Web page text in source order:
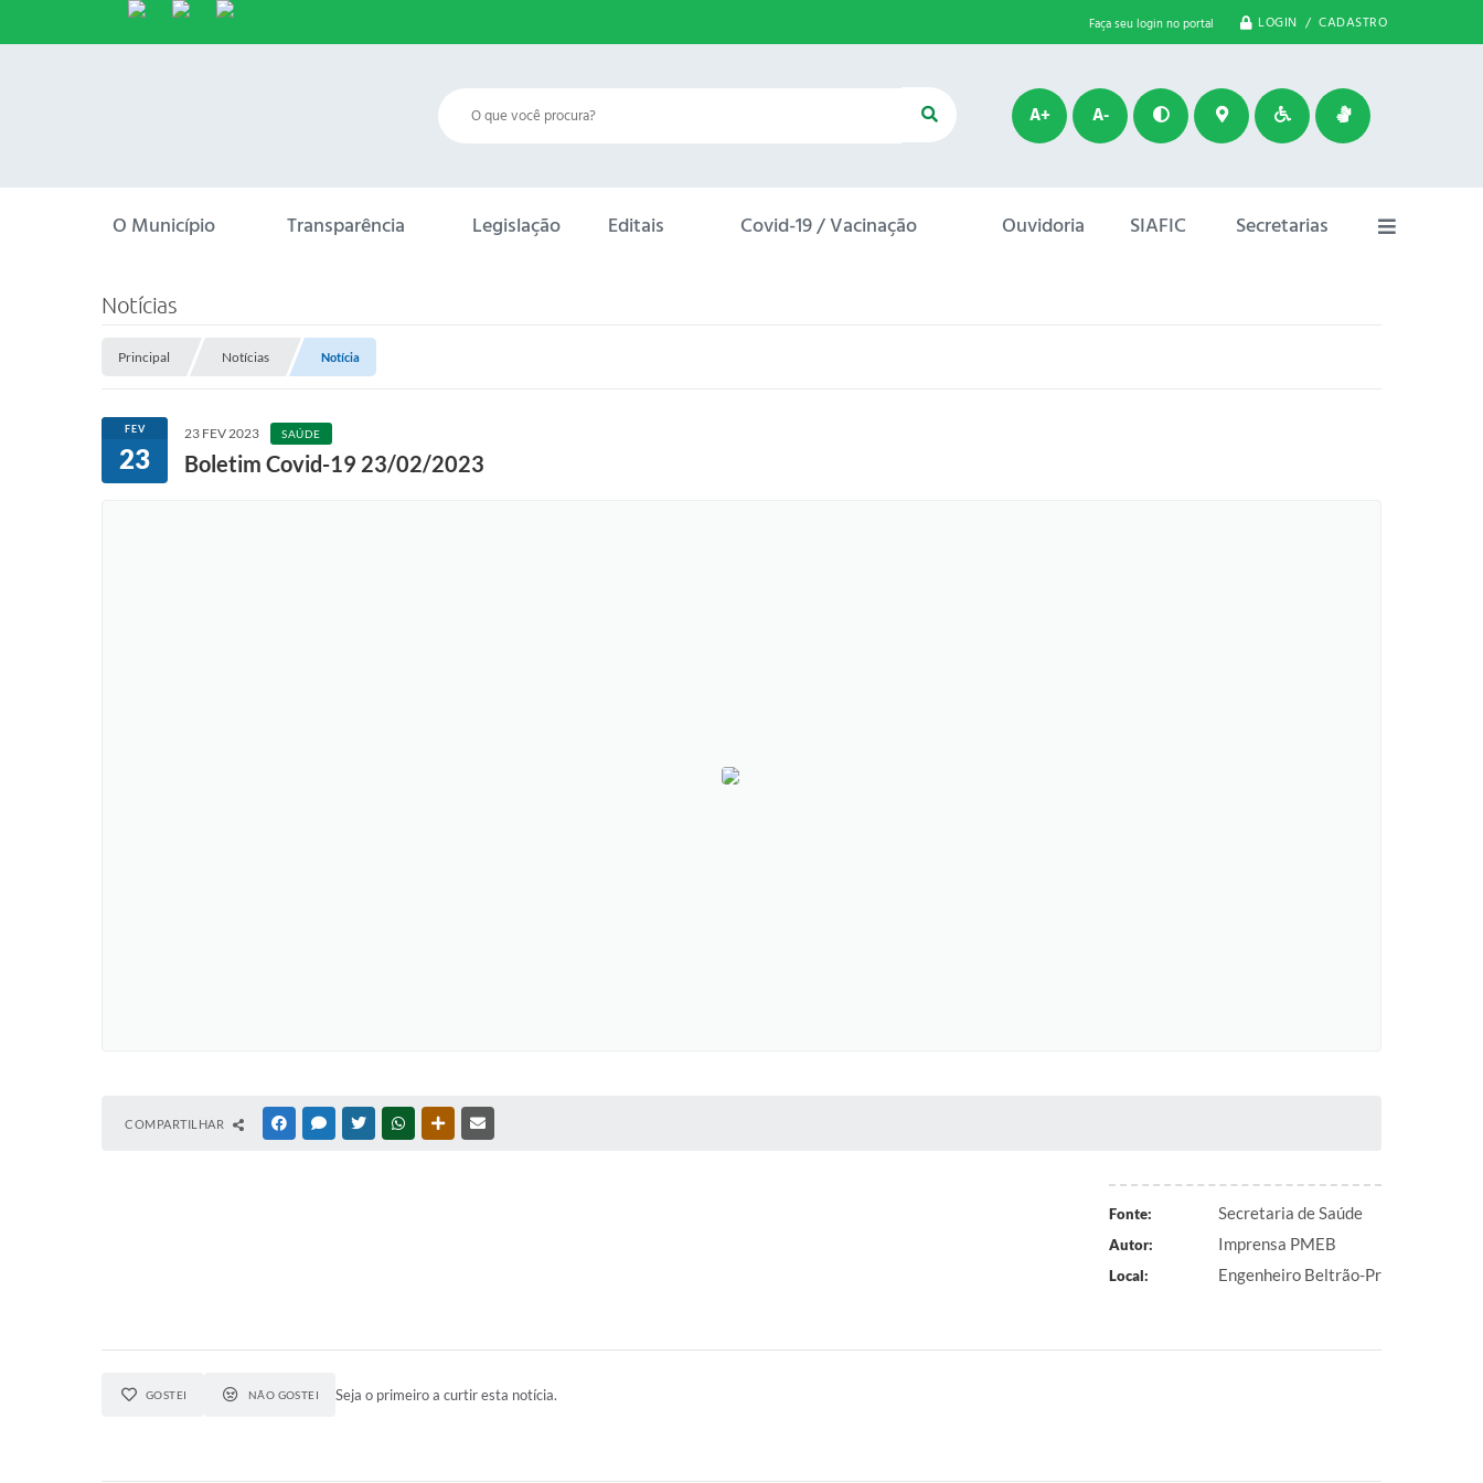
Faça seu login no portal LOGIN / CADASTRO
A+ A-
O Município Transparência Legislação Editais Covid-19 / Vacinação Ouvidoria SIAFIC Secretarias
Notícias
Principal Notícias Notícia
FEV
23
23 FEV 2023 SAÚDE
Boletim Covid-19 23/02/2023
COMPARTILHAR FACEBOOKMESSENGER
TWITTERWHATSAPPOUTRAS MÍDIAS
Fonte: Secretaria de Saúde
Autor: Imprensa PMEB
Local: Engenheiro Beltrão-Pr
GOSTEI NÃO GOSTEI Seja o primeiro a curtir esta notícia.